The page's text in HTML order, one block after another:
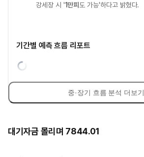
강세장 시 '1만피 도 가능'하다고 밝혔다.
기간별 예측 흐름 리포트
중·장기 흐름 분석 더보기
대기자금 몰리며 7844.01